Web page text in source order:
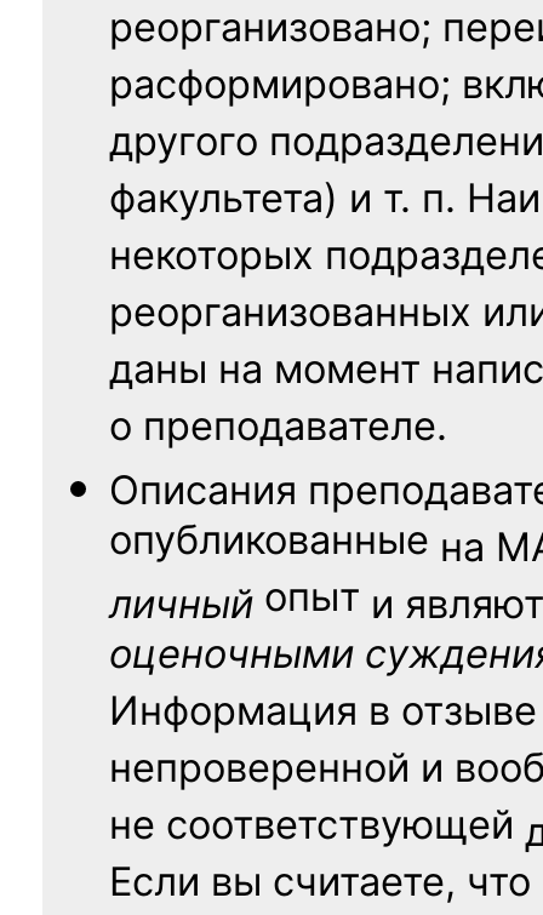
реорганизовано;
расформировано;
другого
факультета) и т. п.
некоторых
реорганизованных
даны на момент
о преподавателе.
Описания
опубликованные на
личный опыт и
оценочными
Информация в
непроверенной и
не соответствующей
Если вы считаете, что